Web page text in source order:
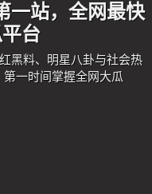
站，全网最快
台
黑料、明星八卦与社会热
一时间掌握全网大瓜